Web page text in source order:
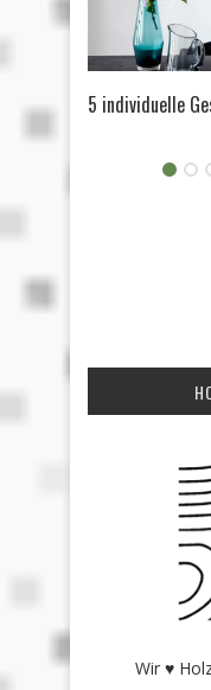
5 individuelle
Wir ♥